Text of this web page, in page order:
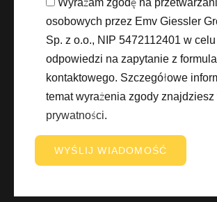
Wyrażam zgodę na
osobowych przez Emv Giessler
Sp. z o.o., NIP 5472112401 w
odpowiedzi na zapytanie z
kontaktowego. Szczegółowe
temat wyrażenia zgody znajdziesz
prywatności.